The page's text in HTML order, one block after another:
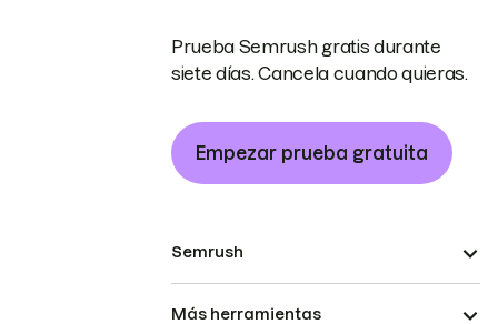
Prueba Semrush gratis durante
siete días. Cancela cuando quieras.
Empezar prueba gratuita
Semrush
Más herramientas